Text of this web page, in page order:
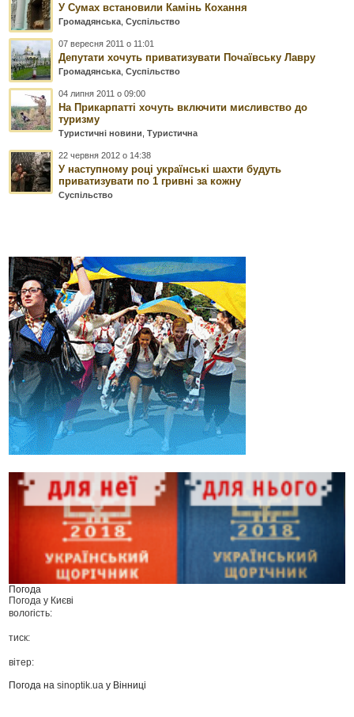
У Сумах встановили Камінь Кохання
Громадянська ,Суспільство
07 вересня 2011 о 11:01
Депутати хочуть приватизувати Почаївську Лавру
Громадянська ,Суспільство
04 липня 2011 о 09:00
На Прикарпатті хочуть включити мисливство до
туризму
Туристичні новини ,Туристична
22 червня 2012 о 14:38
У наступному році українські шахти будуть
приватизувати по 1 гривні за кожну
Суспільство
Погода
Погода у Києві
вологість:
тиск:
вітер:
Погода наsinoptik.ua у Вінниці